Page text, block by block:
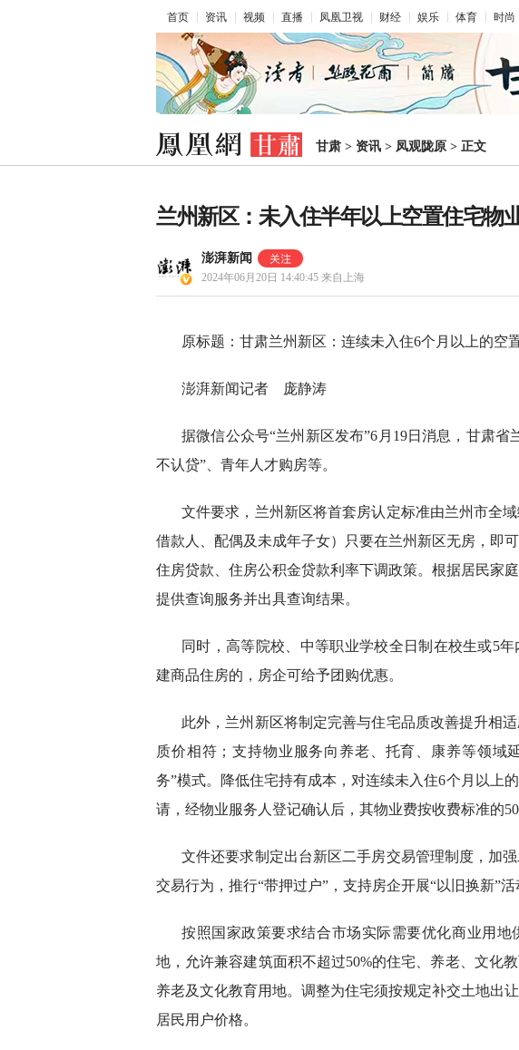
首页 资讯 视频 直播 凤凰卫视 财经 娱乐 体育 时尚
甘肃 > 资讯 > 凤观陇原 > 正文
兰州新区：未入住半年以上空置住宅物
澎湃新闻
2024年06月20日 14:40:45 来自上海
原标题：甘肃兰州新区：连续未入住6个月以上的空
澎湃新闻记者 庞静涛
据微信公众号“兰州新区发布”6月19日消息，甘肃省
不认贷”、青年人才购房等。
文件要求，兰州新区将首套房认定标准由兰州市全
借款人、配偶及未成年子女）只要在兰州新区无房，即
住房贷款、住房公积金贷款利率下调政策。根据居民家
提供查询服务并出具查询结果。
同时，高等院校、中等职业学校全日制在校生或5
建商品住房的，房企可给予团购优惠。
此外，兰州新区将制定完善与住宅品质改善提升相
质价相符；支持物业服务向养老、托育、康养等领域
务”模式。降低住宅持有成本，对连续未入住6个月以上
请，经物业服务人登记确认后，其物业费按收费标准的
文件还要求制定出台新区二手房交易管理制度，加
交易行为，推行“带押过户”，支持房企开展“以旧换新”活
按照国家政策要求结合市场实际需要优化商业用地
地，允许兼容建筑面积不超过50%的住宅、养老、文化
养老及文化教育用地。调整为住宅须按规定补交土地出
居民用户价格。